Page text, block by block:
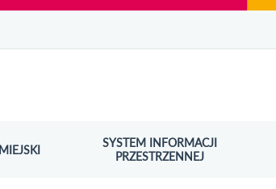
SYSTEM INFORMACJI
PRZESTRZENNEJ
ODNOŚNIK OTWORZY SIĘ W NOWYM OKNIE